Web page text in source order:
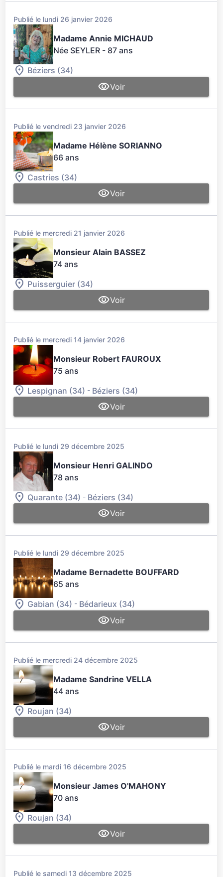
Publié le lundi 26 janvier 2026
Madame Annie MICHAUD
Née SEYLER - 87 ans
Béziers (34)
Voir
Publié le vendredi 23 janvier 2026
Madame Hélène SORIANNO
66 ans
Castries (34)
Voir
Publié le mercredi 21 janvier 2026
Monsieur Alain BASSEZ
74 ans
Puisserguier (34)
Voir
Publié le mercredi 14 janvier 2026
Monsieur Robert FAUROUX
75 ans
Lespignan (34) - Béziers (34)
Voir
Publié le lundi 29 décembre 2025
Monsieur Henri GALINDO
78 ans
Quarante (34) - Béziers (34)
Voir
Publié le lundi 29 décembre 2025
Madame Bernadette BOUFFARD
65 ans
Gabian (34) - Bédarieux (34)
Voir
Publié le mercredi 24 décembre 2025
Madame Sandrine VELLA
44 ans
Roujan (34)
Voir
Publié le mardi 16 décembre 2025
Monsieur James O'MAHONY
70 ans
Roujan (34)
Voir
Publié le samedi 13 décembre 2025